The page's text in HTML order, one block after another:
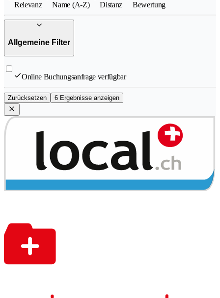
Relevanz Name (A-Z) Distanz Bewertung
Allgemeine Filter
Online Buchungsanfrage verfügbar
Zurücksetzen 6 Ergebnisse anzeigen